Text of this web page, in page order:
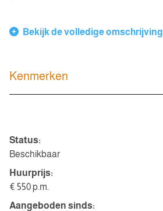
Bekijk de volledige omschrijving
Kenmerken
Status:
Beschikbaar
Huurprijs:
€ 550 p.m.
Aangeboden sinds: